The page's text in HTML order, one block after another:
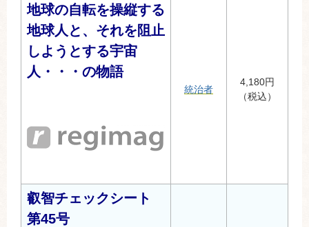
地球の自転を操縦する
地球人と、それを阻止
しようとする宇宙
人・・・の物語
統治者
4,180円
（税込）
叡智チェックシート
第45号